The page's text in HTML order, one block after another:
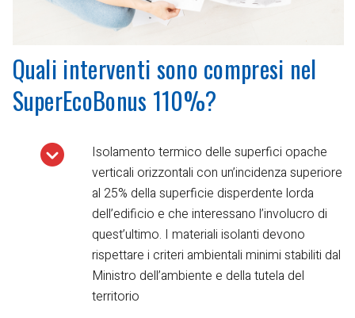
Quali interventi sono compresi nel
SuperEcoBonus 110%?
Isolamento termico delle superfici opache
verticali orizzontali con un’incidenza superiore
al 25% della superficie disperdente lorda
dell’edificio e che interessano l’involucro di
quest’ultimo. I materiali isolanti devono
rispettare i criteri ambientali minimi stabiliti dal
Ministro dell’ambiente e della tutela del
territorio